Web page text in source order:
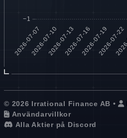
© 2026 Irrational Finance AB •
Användarvillkor
Alla Aktier på Discord